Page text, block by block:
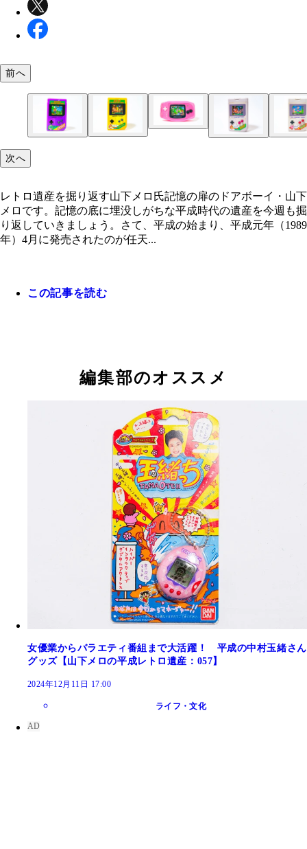
ゲームボーイのグラフィックとは関係のない内容
ーターゲーム。海外版でゲームボーイブロス仕様
ーモデルも存在
された
前へ
次へ
レトロ遺産を掘り返す山下メロ氏記憶の扉のドアボーイ・山下
メロです。記憶の底に埋没しがちな平成時代の遺産を今週も掘
り返していきましょう。さて、平成の始まり、平成元年（1989
年）4月に発売されたのが任天...
この記事を読む
編集部のオススメ
女優業からバラエティ番組まで大活躍！ 平成の中村玉緒さん
グッズ【山下メロの平成レトロ遺産：057】
2024年12月11日 17:00
ライフ・文化